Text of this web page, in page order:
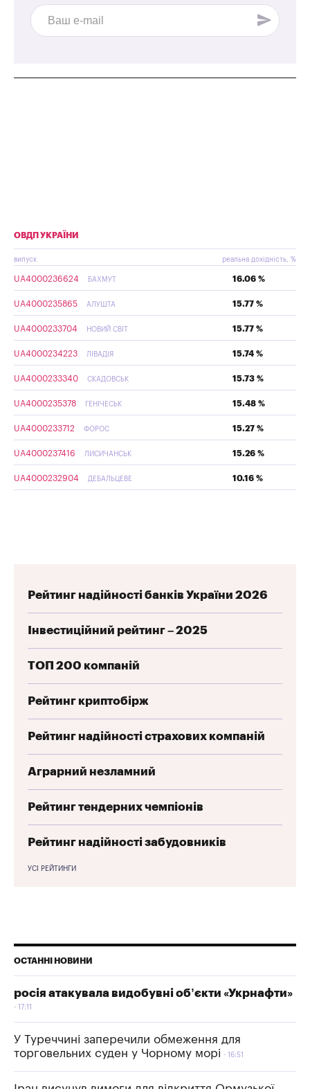
ОВДП УКРАЇНИ
випуск реальна дохідність, %
UA4000236624 БАХМУТ 16.06 %
UA4000235865 АЛУШТА 15.77 %
UA4000233704 НОВИЙ СВІТ 15.77 %
UA4000234223 ЛІВАДІЯ 15.74 %
UA4000233340 СКАДОВСЬК 15.73 %
UA4000235378 ГЕНІЧЕСЬК 15.48 %
UA4000233712 ФОРОС 15.27 %
UA4000237416 ЛИСИЧАНСЬК 15.26 %
UA4000232904 ДЕБАЛЬЦЕВЕ 10.16 %
Рейтинг надійності банків України 2026
Інвестиційний рейтинг – 2025
ТОП 200 компаній
Рейтинг криптобірж
Рейтинг надійності страхових компаній
Аграрний незламний
Рейтинг тендерних чемпіонів
Рейтинг надійності забудовників
УСІ РЕЙТИНГИ
ОСТАННІ НОВИНИ
росія атакувала видобувні об’єкти «Укрнафти»
17:11
У Туреччині заперечили обмеження для
торговельних суден у Чорному морі
16:51